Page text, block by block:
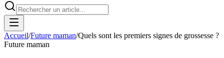
Accueil/Future maman/Quels sont les premiers signes de grossesse ?
Future maman